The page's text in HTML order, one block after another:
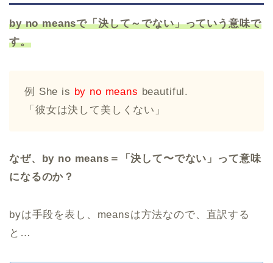
by no meansで「決して～でない」っていう意味で
す。
例 She is by no means beautiful.
「彼女は決して美しくない」
なぜ、by no means＝「決して〜でない」って意味
になるのか？
byは手段を表し、meansは方法なので、直訳する
と…